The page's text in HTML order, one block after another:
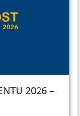
2026 –